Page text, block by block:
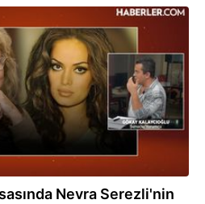
Nevra Serezli'nin